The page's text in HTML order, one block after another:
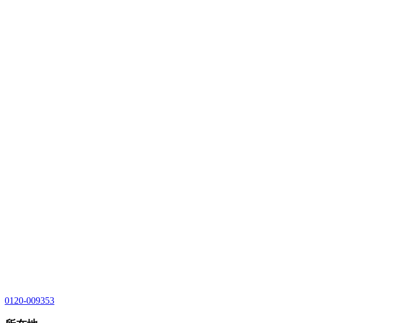
0120-009353